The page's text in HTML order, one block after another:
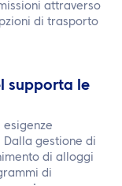
attraverso
di trasporto
supporta le
esigenze
Dalla gestione di
di alloggi
di